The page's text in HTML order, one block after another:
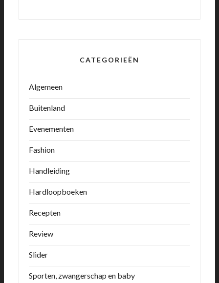
CATEGORIEËN
Algemeen
Buitenland
Evenementen
Fashion
Handleiding
Hardloopboeken
Recepten
Review
Slider
Sporten, zwangerschap en baby